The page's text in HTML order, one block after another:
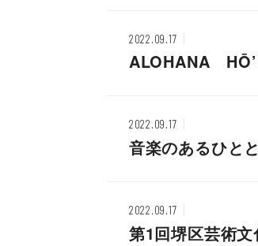
2022.09.17
ALOHANA
2022.09.17
音楽のあるひと
2022.09.17
第1回堺区芸術